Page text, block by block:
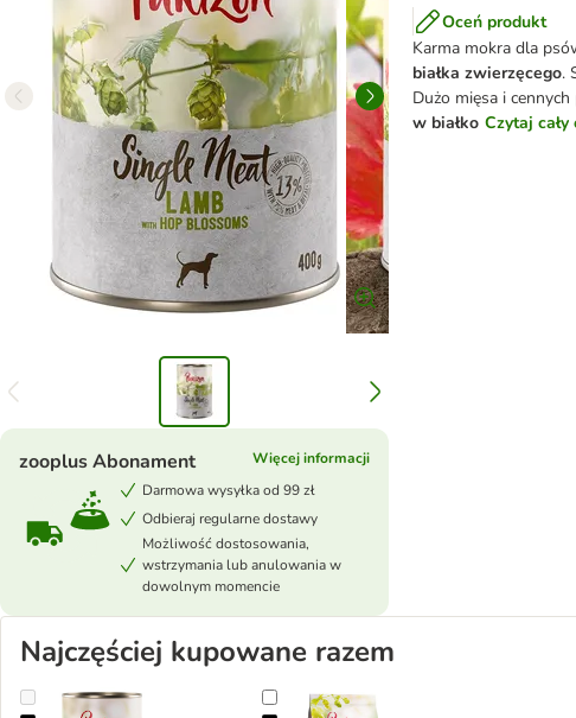
Oceń produkt
Karma mokra dla
białka zwierzęcego.
Dużo mięsa i
w białko Czytaj
zooplus Abonament
Więcej informacji
Darmowa wysyłka od 99 zł
Odbieraj regularne dostawy
Możliwość dostosowania,
wstrzymania lub anulowania w
dowolnym momencie
Najczęściej kupowane razem